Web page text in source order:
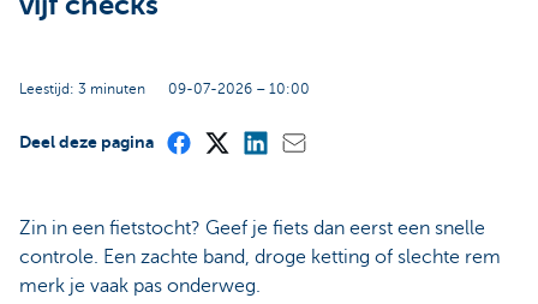
Leestijd: 3 minuten 09-07-2026 – 10:00
Deel deze pagina
Zin in een fietstocht? Geef je fiets dan eerst een snelle
controle. Een zachte band, droge ketting of slechte rem
merk je vaak pas onderweg.